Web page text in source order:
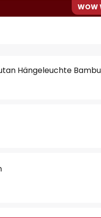
WOW
Hängeleuchte